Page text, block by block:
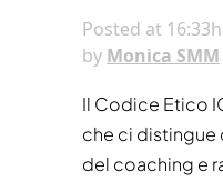
Posted at 16:33h
by Monica SMM
Il Codice Etico
che ci
del coaching e